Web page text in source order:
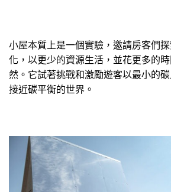
小屋本質上是一個實驗，邀請房客們
化，以更少的資源生活，並花更多的
然。它試著挑戰和激勵遊客以最小的
接近碳平衡的世界。